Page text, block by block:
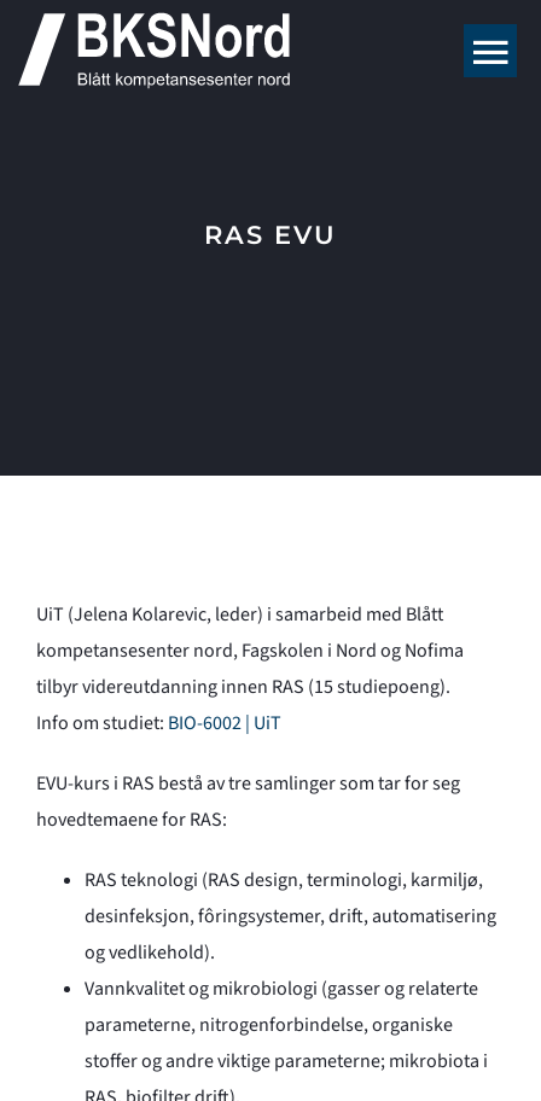
content
RAS EVU
UiT (Jelena Kolarevic, leder) i samarbeid med Blått
kompetansesenter nord, Fagskolen i Nord og Nofima
tilbyr videreutdanning innen RAS (15 studiepoeng).
Info om studiet: BIO-6002 | UiT
EVU-kurs i RAS bestå av tre samlinger som tar for seg
hovedtemaene for RAS:
RAS teknologi (RAS design, terminologi, karmiljø,
desinfeksjon, fôringsystemer, drift, automatisering
og vedlikehold).
Vannkvalitet og mikrobiologi (gasser og relaterte
parameterne, nitrogenforbindelse, organiske
stoffer og andre viktige parameterne; mikrobiota i